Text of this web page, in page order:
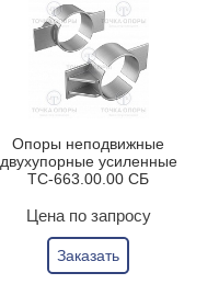
Опоры неподвижные
двухупорные усиленные
ТС-663.00.00 СБ
Цена по запросу
Заказать